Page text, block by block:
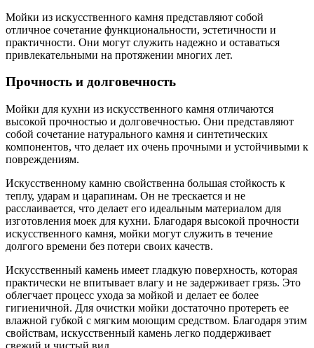
Мойки из искусственного камня представляют собой
отличное сочетание функциональности, эстетичности и
практичности. Они могут служить надежно и оставаться
привлекательными на протяжении многих лет.
Прочность и долговечность
Мойки для кухни из искусственного камня отличаются
высокой прочностью и долговечностью. Они представляют
собой сочетание натурального камня и синтетических
компонентов, что делает их очень прочными и устойчивыми к
повреждениям.
Искусственному камню свойственна большая стойкость к
теплу, ударам и царапинам. Он не трескается и не
расслаивается, что делает его идеальным материалом для
изготовления моек для кухни. Благодаря высокой прочности
искусственного камня, мойки могут служить в течение
долгого времени без потери своих качеств.
Искусственный камень имеет гладкую поверхность, которая
практически не впитывает влагу и не задерживает грязь. Это
облегчает процесс ухода за мойкой и делает ее более
гигиеничной. Для очистки мойки достаточно протереть ее
влажной губкой с мягким моющим средством. Благодаря этим
свойствам, искусственный камень легко поддерживает
свежий и чистый вид.